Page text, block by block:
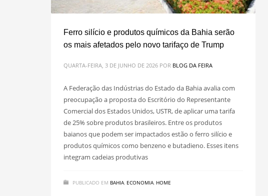
Ferro silício e produtos químicos da Bahia serão
os mais afetados pelo novo tarifaço de Trump
QUARTA-FEIRA, 3 DE JUNHO DE 2026 POR BLOG DA FEIRA
A Federação das Indústrias do Estado da Bahia avalia com
preocupação a proposta do Escritório do Representante
Comercial dos Estados Unidos, USTR, de aplicar uma tarifa
de 25% sobre produtos brasileiros. Entre os produtos
baianos que podem ser impactados estão o ferro silício e
produtos químicos como benzeno e butadieno. Esses itens
integram cadeias produtivas
PUBLICADO EM BAHIA, ECONOMIA, HOME